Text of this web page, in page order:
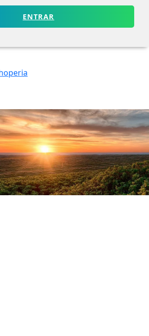
ENTRAR